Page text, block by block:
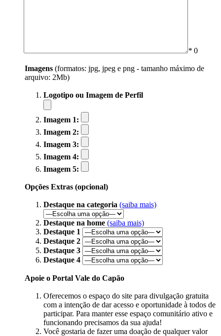
* 0
Imagens (formatos: jpg, jpeg e png - tamanho máximo de
arquivo: 2Mb)
Logotipo ou Imagem de Perfil
Imagem 1:
Imagem 2:
Imagem 3:
Imagem 4:
Imagem 5:
Opções Extras (opcional)
Destaque na categoria (saiba mais)
Destaque na home (saiba mais)
Destaque 1
Destaque 2
Destaque 3
Destaque 4
Apoie o Portal Vale do Capão
Oferecemos o espaço do site para divulgação gratuita
com a intenção de dar acesso e oportunidade à todos de
participar. Para manter esse espaço comunitário ativo e
funcionando precisamos da sua ajuda!
Você gostaria de fazer uma doação de qualquer valor